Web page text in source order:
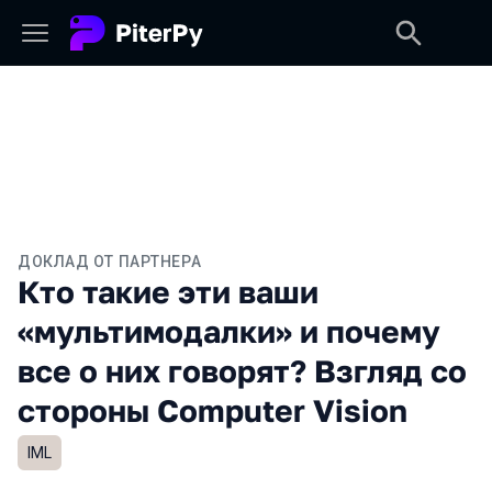
ДОКЛАД ОТ ПАРТНЕРА
Кто такие эти ваши
«мультимодалки» и почему
все о них говорят? Взгляд со
стороны Computer Vision
IML